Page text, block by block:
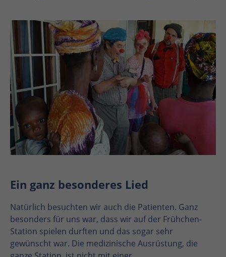
Ein ganz besonderes Lied
Natürlich besuchten wir auch die Patienten. Ganz
besonders für uns war, dass wir auf der Frühchen-
Station spielen durften und das sogar sehr
gewünscht war. Die medizinische Ausrüstung, die